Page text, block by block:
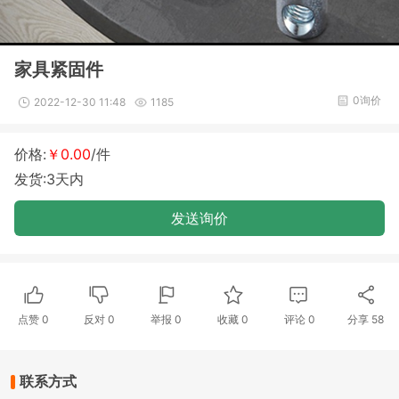
家具紧固件
2022-12-30 11:48 1185 0询价
价格: ￥0.00/件
发货:3天内
发送询价
点赞 0 反对0 举报 0 收藏 0 评论 0 分享 58
联系方式